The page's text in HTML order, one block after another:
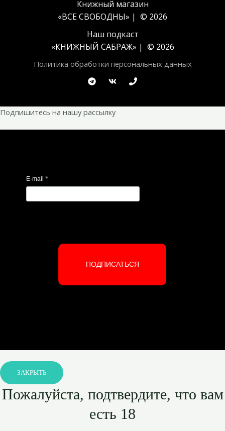
Книжный магазин
«ВСЕ СВОБОДНЫ» | © 2026
Наш подкаст
«КНИЖНЫЙ САБРАЖ» | © 2026
Политика обработки персональных данных
Подпишитесь на нашу рассылку
E-mail *
ПОДПИСАТЬСЯ
ЗАКРЫТЬ
Пожалуйста, подтвердите, что вам
есть 18